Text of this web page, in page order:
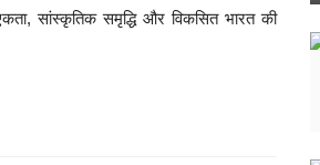
सांस्कृतिक समृद्धि और विकसित भारत की